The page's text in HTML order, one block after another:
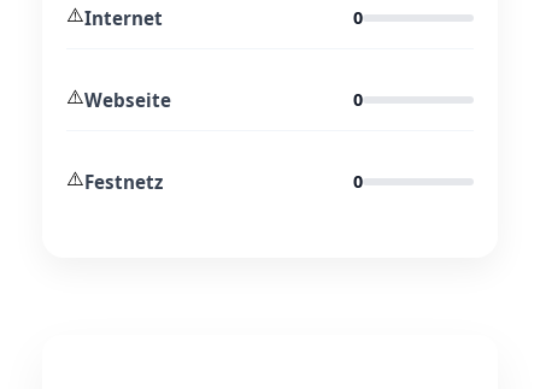
⚠️Internet 0
⚠️Webseite 0
⚠️Festnetz 0